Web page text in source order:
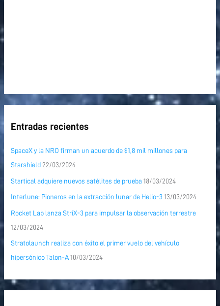
Entradas recientes
SpaceX y la NRO firman un acuerdo de $1,8 mil millones para
Starshield 22/03/2024
Startical adquiere nuevos satélites de prueba 18/03/2024
Interlune: Pioneros en la extracción lunar de Helio-3 13/03/2024
Rocket Lab lanza StriX-3 para impulsar la observación terrestre
12/03/2024
Stratolaunch realiza con éxito el primer vuelo del vehículo
hipersónico Talon-A 10/03/2024